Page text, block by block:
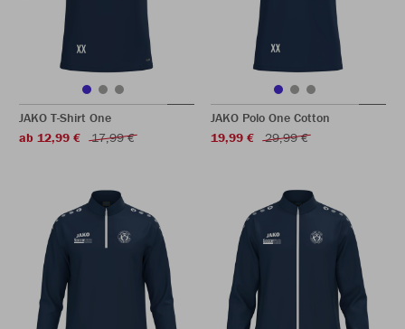
JAKO T-Shirt One
ab 12,99 €
17,99 €
JAKO Polo One Cotton
19,99 €
29,99 €